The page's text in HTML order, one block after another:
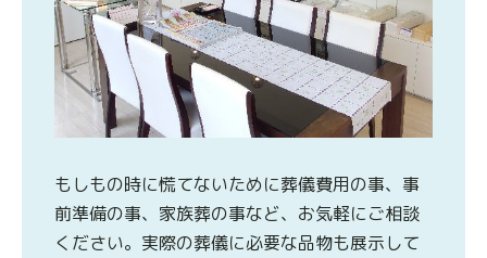
もしもの時に慌てないために葬儀費用の事、事
前準備の事、家族葬の事など、お気軽にご相談
ください。実際の葬儀に必要な品物も展示して